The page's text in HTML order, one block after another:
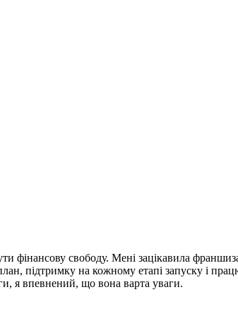
фінансову свободу. Мені зацікавила
підтримку на кожному етапі запуску і
я впевнений, що вона варта уваги.